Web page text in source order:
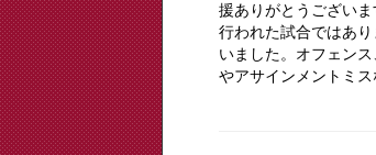
援ありがとうござい
行われた試合ではあ
いました。オフェン
やアサインメントミス